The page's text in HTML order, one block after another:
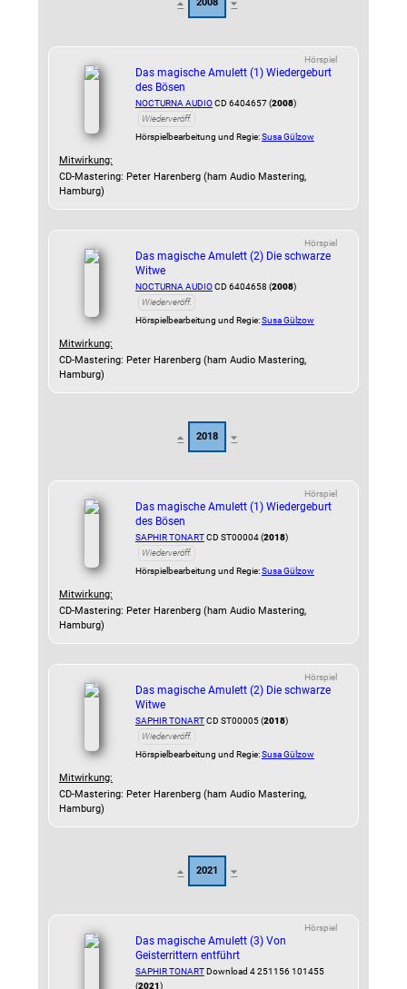
Hörspiel
Das magische Amulett (1) Wiedergeburt
des Bösen
NOCTURNA AUDIOCD 6404657 (2008)
Wiederveröff.
Hörspielbearbeitung und Regie:Susa Gülzow
Mitwirkung:
CD-Mastering: Peter Harenberg (ham Audio Mastering,
Hamburg)
Hörspiel
Das magische Amulett (2) Die schwarze
Witwe
NOCTURNA AUDIOCD 6404658 (2008)
Wiederveröff.
Hörspielbearbeitung und Regie:Susa Gülzow
Mitwirkung:
CD-Mastering: Peter Harenberg (ham Audio Mastering,
Hamburg)
2018
Hörspiel
Das magische Amulett (1) Wiedergeburt
des Bösen
SAPHIR TONARTCD ST00004 (2018)
Wiederveröff.
Hörspielbearbeitung und Regie:Susa Gülzow
Mitwirkung:
CD-Mastering: Peter Harenberg (ham Audio Mastering,
Hamburg)
Hörspiel
Das magische Amulett (2) Die schwarze
Witwe
SAPHIR TONARTCD ST00005 (2018)
Wiederveröff.
Hörspielbearbeitung und Regie:Susa Gülzow
Mitwirkung:
CD-Mastering: Peter Harenberg (ham Audio Mastering,
Hamburg)
2021
Hörspiel
Das magische Amulett (3) Von
Geisterrittern entführt
SAPHIR TONARTDownload 4 251156 101455
(2021)